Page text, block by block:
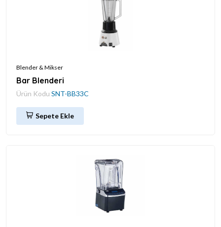
Blender & Mikser
Bar Blenderi
Ürün Kodu SNT-BB33C
Sepete Ekle